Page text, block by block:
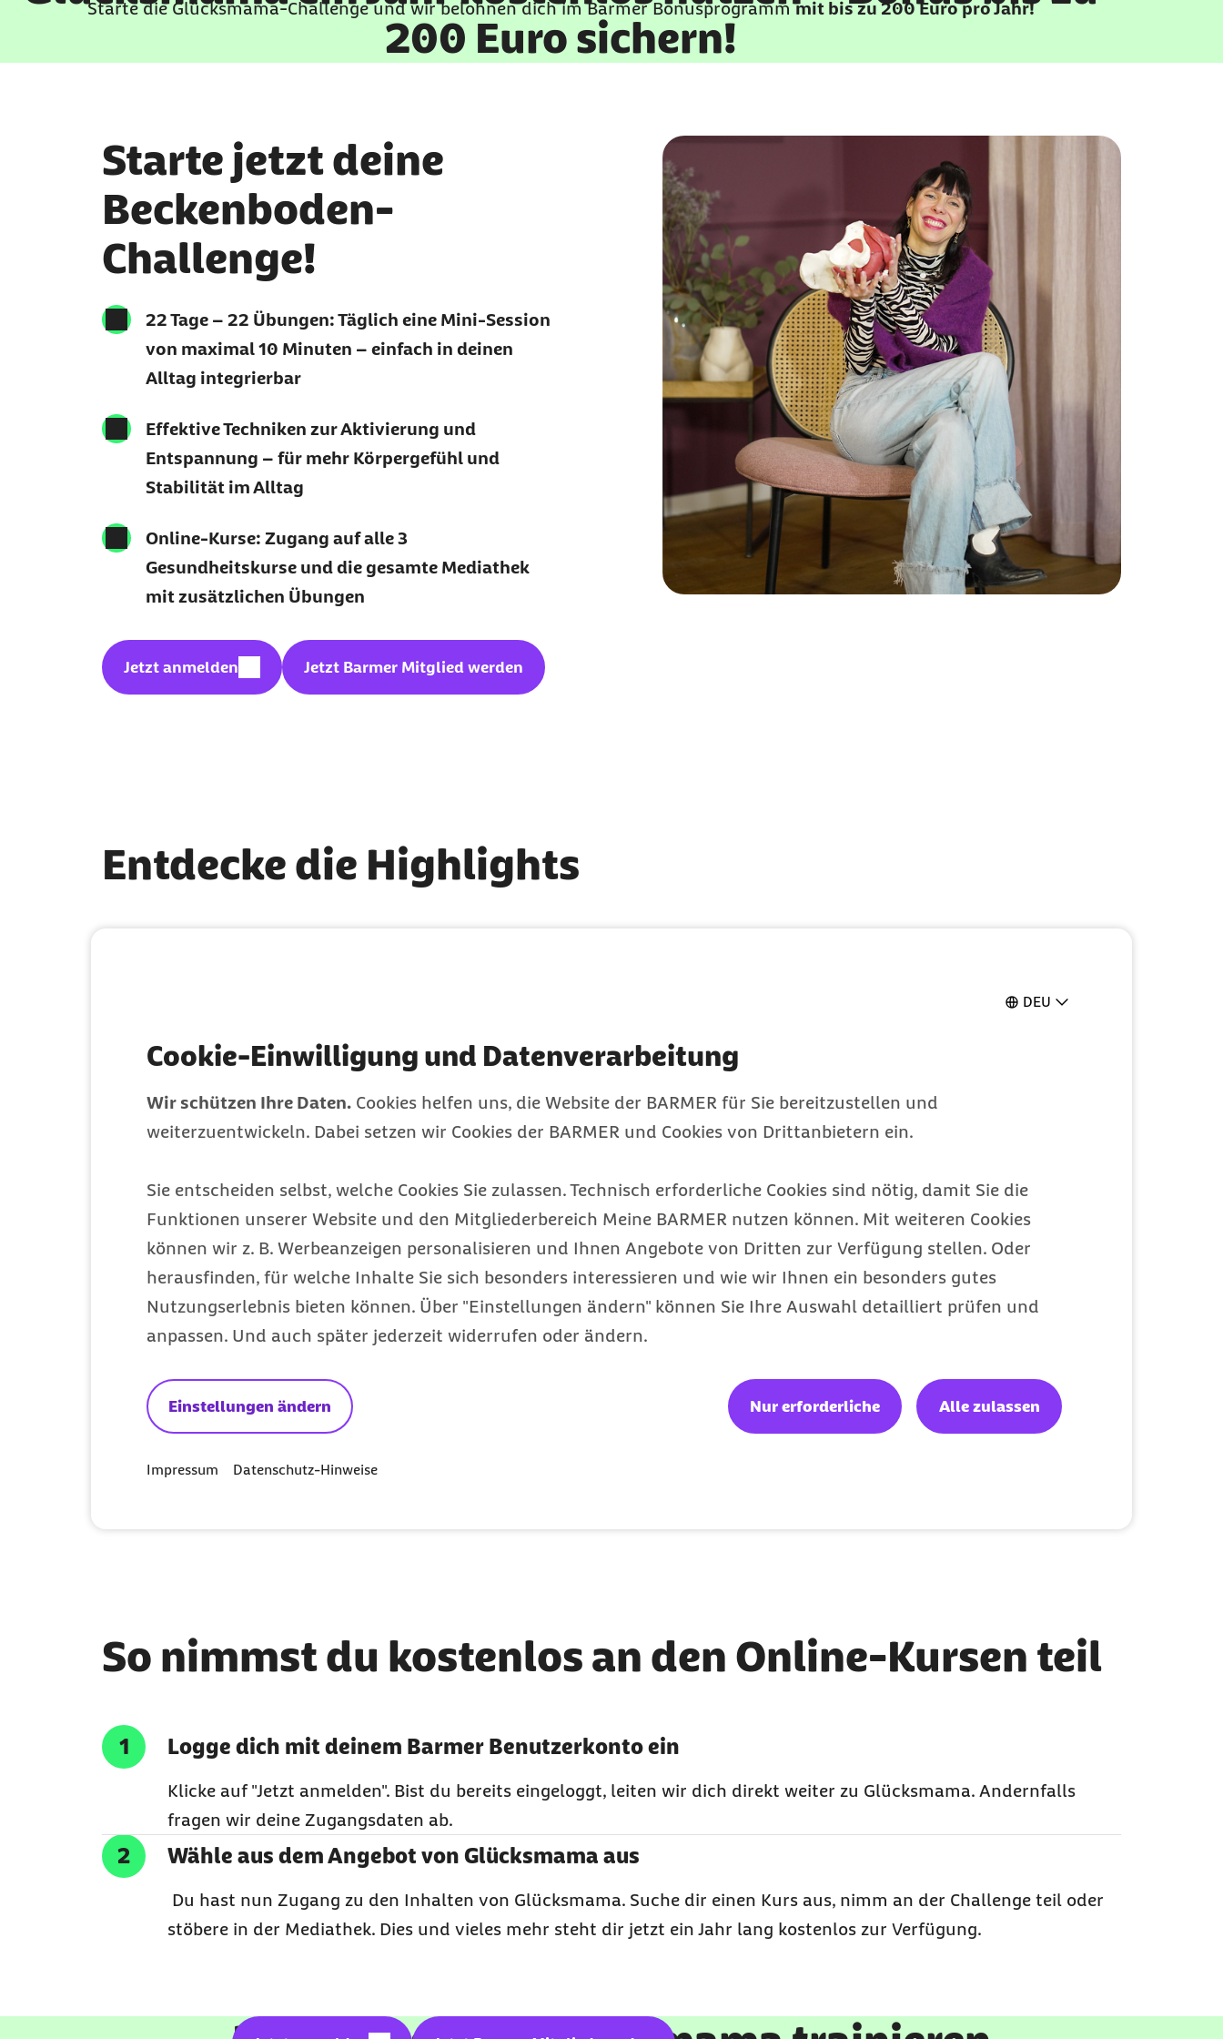
DEU
Cookie-Einwilligung und Datenverarbeitung
Wir schützen Ihre Daten. Cookies helfen uns, die Website der BARMER für Sie bereitzustellen und
weiterzuentwickeln. Dabei setzen wir Cookies der BARMER und Cookies von Drittanbietern ein.
Sie entscheiden selbst, welche Cookies Sie zulassen. Technisch erforderliche Cookies sind nötig, damit Sie die
Funktionen unserer Website und den Mitgliederbereich Meine BARMER nutzen können. Mit weiteren Cookies
können wir z. B. Werbeanzeigen personalisieren und Ihnen Angebote von Dritten zur Verfügung stellen. Oder
herausfinden, für welche Inhalte Sie sich besonders interessieren und wie wir Ihnen ein besonders gutes
Nutzungserlebnis bieten können. Über "Einstellungen ändern" können Sie Ihre Auswahl detailliert prüfen und
anpassen. Und auch später jederzeit widerrufen oder ändern.
Einstellungen ändern Nur erforderliche Alle zulassen
Impressum Datenschutz-Hinweise
200 Euro sichern!
Starte dieGlücksmama-Challenge und wir belohnen dich imBarmerBonusprogrammmit bis zu 200 Euro pro Jahr!
Starte jetzt deine
Beckenboden-
Challenge!
22 Tage – 22 Übungen:Täglich eine Mini-Session
von maximal 10 Minuten – einfach in deinen
Alltag integrierbar
Effektive Techniken zur Aktivierung und
Entspannung – für mehr Körpergefühl und
Stabilität im Alltag
Online-Kurse: Zugang auf alle 3
Gesundheitskurse und die gesamte Mediathek
mit zusätzlichen Übungen
Geschützter Inhalt:
Jetzt anmelden Jetzt Barmer Mitglied werden
Entdecke die Highlights
Fit mit Babybauch
Sanftes Training für Rücken, Beckenboden und
Verbindung zu deinem Baby.
Mehr als Rückbildung
Kräftige deine Mitte und finde zurück zu
Pimp your
gezieltem Beckenboden-Training.
So nimmst du kostenlos an den Online-Kursen teil
Logge dich mit deinem Barmer Benutzerkonto ein
Klicke auf "Jetzt anmelden". Bist du bereits eingeloggt, leiten wir dich direkt weiter zu Glücksmama. Andernfalls
fragen wir deine Zugangsdaten ab.
Wähle aus dem Angebot von Glücksmama aus
Du hast nun Zugang zu den Inhalten von Glücksmama. Suche dir einen Kurs aus, nimm an der Challenge teil oder
stöbere in der Mediathek. Dies und vieles mehr steht dir jetzt ein Jahr lang kostenlos zur Verfügung.